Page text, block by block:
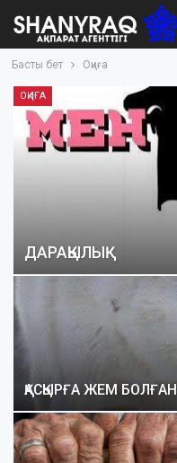
Басты бет Оқиға
ОҚИҒА
ДАРАҚЫЛЫҚ
ҚАСҚЫРҒА ЖЕМ БОЛҒАН